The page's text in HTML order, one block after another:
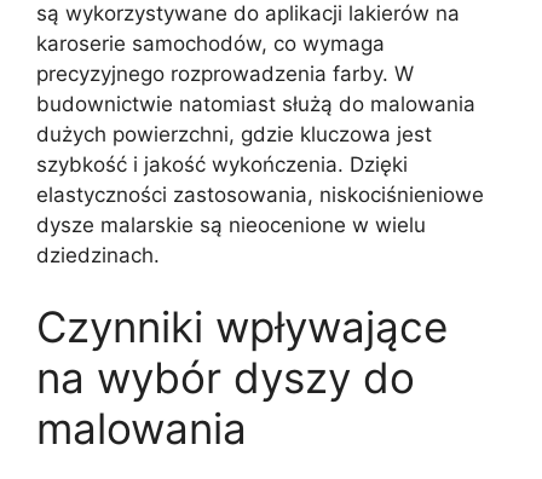
są wykorzystywane do aplikacji lakierów na
karoserie samochodów, co wymaga
precyzyjnego rozprowadzenia farby. W
budownictwie natomiast służą do malowania
dużych powierzchni, gdzie kluczowa jest
szybkość i jakość wykończenia. Dzięki
elastyczności zastosowania, niskociśnieniowe
dysze malarskie są nieocenione w wielu
dziedzinach.
Czynniki wpływające
na wybór dyszy do
malowania